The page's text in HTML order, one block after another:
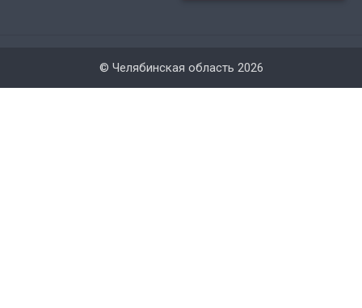
© Челябинская область 2026